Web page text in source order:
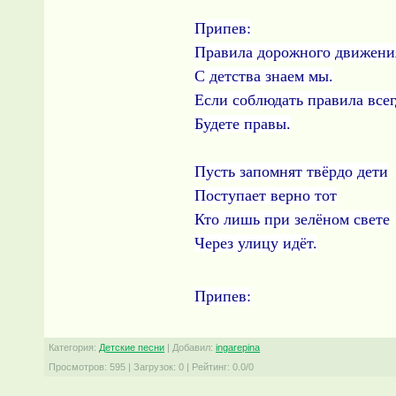
Припев:
Правила дорожного
С детства знаем мы.
Если соблюдать правила
Будете правы.
Пусть запомнят твёрдо дети
Поступает верно тот
Кто лишь при зелёном свете
Через улицу идёт.
Припев:
Категория: Детские песни | Добавил: ingarepina
Просмотров: 595 |Загрузок: 0 | Рейтинг: 0.0/0